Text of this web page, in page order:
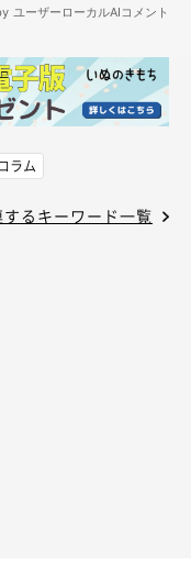
コラム
するキーワード一覧